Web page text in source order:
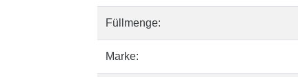
Füllmenge:
Marke: